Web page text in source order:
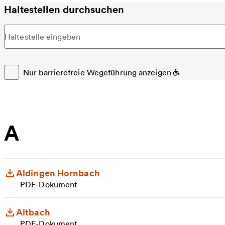
Haltestellen durchsuchen
Haltestelle eingeben
Nur barrierefreie Wegeführung anzeigen
A
Aldingen Hornbach
PDF-Dokument
Altbach